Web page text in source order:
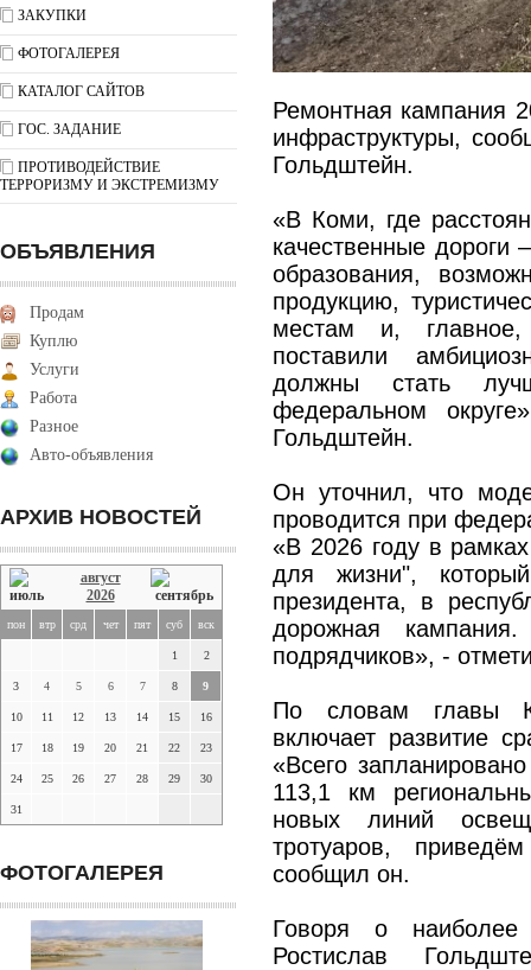
ЗАКУПКИ
ФОТОГАЛЕРЕЯ
КАТАЛОГ САЙТОВ
ГОС. ЗАДАНИЕ
ПРОТИВОДЕЙСТВИЕ
ТЕРРОРИЗМУ И ЭКСТРЕМИЗМУ
ОБЪЯВЛЕНИЯ
Продам
Куплю
Услуги
Работа
Разное
Авто-объявления
АРХИВ НОВОСТЕЙ
август
2026
пон втр срд чет пят суб вск
1 2
3 4 5 6 7 8 9
10 11 12 13 14 15 16
17 18 19 20 21 22 23
24 25 26 27 28 29 30
31
ФОТОГАЛЕРЕЯ
Ремонтная кампания
инфраструктуры,
Гольдштейн.
«В Коми, где
качественные дороги
образования,
продукцию,
местам и,
поставили
должны стать
федеральном
Гольдштейн.
Он уточнил, что
проводится при
«В 2026 году в
для жизни",
президента, в
дорожная
подрядчиков», -
По словам главы
включает развитие
«Всего
113,1 км
новых линий
тротуаров,
сообщил он.
Говоря о наиболее
Ростислав